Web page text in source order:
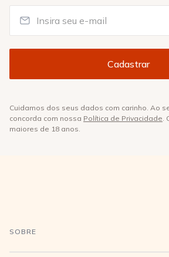
Cuidamos dos seus dados com carinho. Ao
concorda com nossa Política de Privacidade.
maiores de 18 anos.
SOBRE